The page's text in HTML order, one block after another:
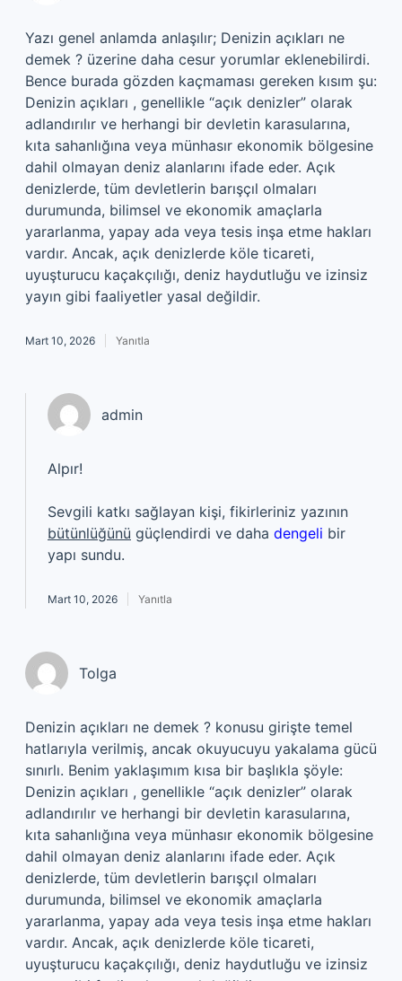
Yazı genel anlamda anlaşılır; Denizin açıkları ne
demek ? üzerine daha cesur yorumlar eklenebilirdi.
Bence burada gözden kaçmaması gereken kısım şu:
Denizin açıkları , genellikle “açık denizler” olarak
adlandırılır ve herhangi bir devletin karasularına,
kıta sahanlığına veya münhasır ekonomik bölgesine
dahil olmayan deniz alanlarını ifade eder. Açık
denizlerde, tüm devletlerin barışçıl olmaları
durumunda, bilimsel ve ekonomik amaçlarla
yararlanma, yapay ada veya tesis inşa etme hakları
vardır. Ancak, açık denizlerde köle ticareti,
uyuşturucu kaçakçılığı, deniz haydutluğu ve izinsiz
yayın gibi faaliyetler yasal değildir.
Mart 10, 2026 Yanıtla
admin
Alpır!
Sevgili katkı sağlayan kişi, fikirleriniz yazının
bütünlüğünü güçlendirdi ve daha dengeli bir
yapı sundu.
Mart 10, 2026 Yanıtla
Tolga
Denizin açıkları ne demek ? konusu girişte temel
hatlarıyla verilmiş, ancak okuyucuyu yakalama gücü
sınırlı. Benim yaklaşımım kısa bir başlıkla şöyle:
Denizin açıkları , genellikle “açık denizler” olarak
adlandırılır ve herhangi bir devletin karasularına,
kıta sahanlığına veya münhasır ekonomik bölgesine
dahil olmayan deniz alanlarını ifade eder. Açık
denizlerde, tüm devletlerin barışçıl olmaları
durumunda, bilimsel ve ekonomik amaçlarla
yararlanma, yapay ada veya tesis inşa etme hakları
vardır. Ancak, açık denizlerde köle ticareti,
uyuşturucu kaçakçılığı, deniz haydutluğu ve izinsiz